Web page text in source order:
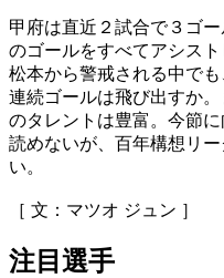
甲府は直近２試合で３ゴ
のゴールをすべてアシスト
松本から警戒される中で
連続ゴールは飛び出すか。
のタレントは豊富。今節
読めないが、百年構想リ
い。
［ 文：マツオ ジュン ］
注目選手